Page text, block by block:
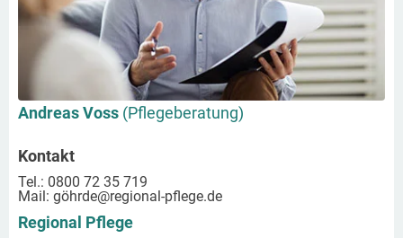
Andreas Voss (Pflegeberatung)
Kontakt
Tel.: 0800 72 35 719
Mail: göhrde@regional-pflege.de
Regional Pflege